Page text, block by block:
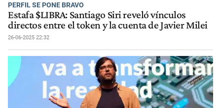
PERFIL SE PONE BRAVO
Estafa $LIBRA: Santiago Siri reveló vínculos
directos entre el token y la cuenta de Javier Milei
26-06-2025 22:32